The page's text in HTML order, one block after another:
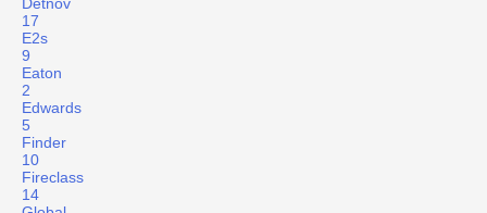
17
E2s
9
Eaton
2
Edwards
5
Finder
10
Fireclass
14